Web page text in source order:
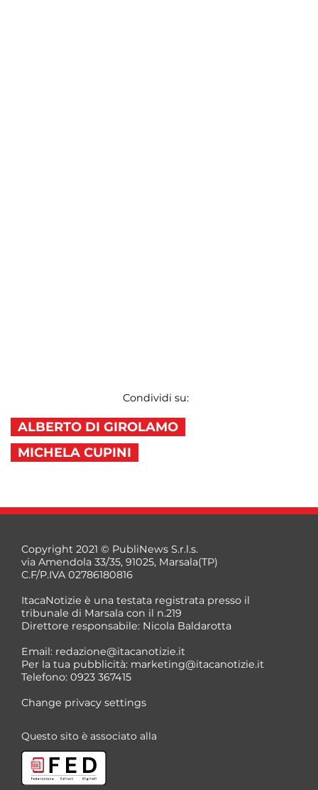
Condividi su:
ALBERTO DI GIROLAMO
MICHELA CUPINI
Copyright 2021 © PubliNews S.r.l.s.
via Amendola 33/35, 91025, Marsala(TP)
C.F/P.IVA 02786180816
ItacaNotizie è una testata registrata presso il
tribunale di Marsala con il n.219
Direttore responsabile: Nicola Baldarotta
Email: redazione@itacanotizie.it
Per la tua pubblicità: marketing@itacanotizie.it
Telefono: 0923 367415
Change privacy settings
Questo sito è associato alla